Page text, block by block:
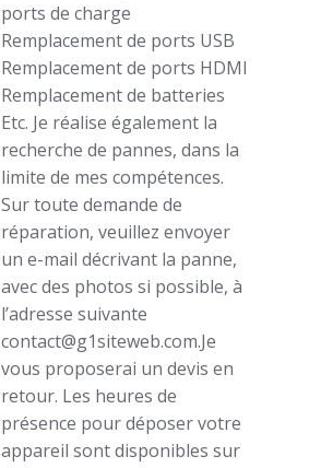
ports de charge
Remplacement de ports USB
Remplacement de ports HDMI
Remplacement de batteries
Etc. Je réalise également la
recherche de pannes, dans la
limite de mes compétences.
Sur toute demande de
réparation, veuillez envoyer
un e-mail décrivant la panne,
avec des photos si possible, à
l’adresse suivante
contact@g1siteweb.com.Je
vous proposerai un devis en
retour. Les heures de
présence pour déposer votre
appareil sont disponibles sur